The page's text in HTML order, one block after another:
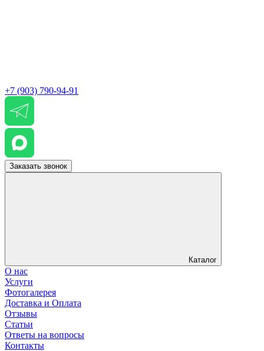
+7 (903) 790-94-91
Заказать звонок
Каталог
О нас
Услуги
Фотогалерея
Доставка и Оплата
Отзывы
Статьи
Ответы на вопросы
Контакты